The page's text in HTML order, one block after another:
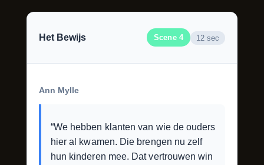
Scene 4
Het Bewijs 12 sec
Ann Mylle
“We hebben klanten van wie de ouders
hier al kwamen. Die brengen nu zelf
hun kinderen mee. Dat vertrouwen win